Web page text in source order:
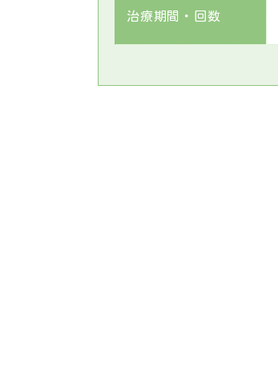
治療期間・回数